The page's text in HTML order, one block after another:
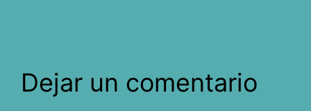
Dejar un comentario